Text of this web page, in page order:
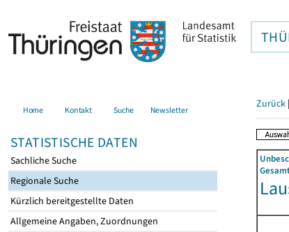
Home Kontakt Suche Newsletter
STATISTISCHE DATEN
Sachliche Suche
Regionale Suche
Kürzlich bereitgestellte Daten
Allgemeine Angaben, Zuordnungen
Zurück |